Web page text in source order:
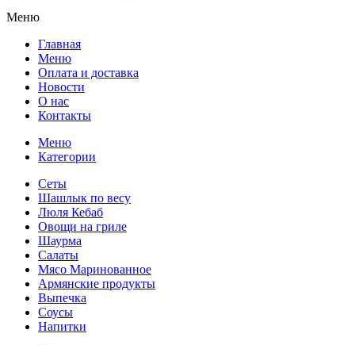
Меню
Главная
Меню
Оплата и доставка
Новости
О нас
Контакты
Меню
Категории
Сеты
Шашлык по весу
Люля Кебаб
Овощи на гриле
Шаурма
Салаты
Мясо Маринованное
Армянские продукты
Выпечка
Соусы
Напитки